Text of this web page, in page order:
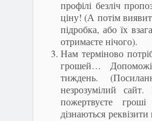
профілі безліч
ціну! (А потім
підробка, або їх
отримаєте нічого).
Нам терміново
грошей…
тиждень.
незрозумілий
пожертвуєте
дізнаються